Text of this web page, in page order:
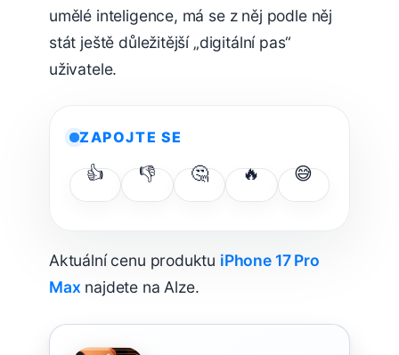
umělé inteligence, má se z něj podle něj
stát ještě důležitější „digitální pas“
uživatele.
ZAPOJTE SE
👍 👎 🤔 🔥 😅
Aktuální cenu produktu iPhone 17 Pro
Max najdete na Alze.